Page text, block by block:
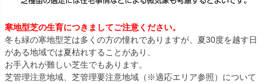
寒地型芝の生育につきましてご注意ください。
冬も緑の寒地型芝は多くの方の憧れでありますが、夏30度を越す日
がある地域では夏枯れすることがあり、
お手入れが難しい芝生でもあります。
芝管理注意地域、芝管理要注意地域（※適応エリア参照）について